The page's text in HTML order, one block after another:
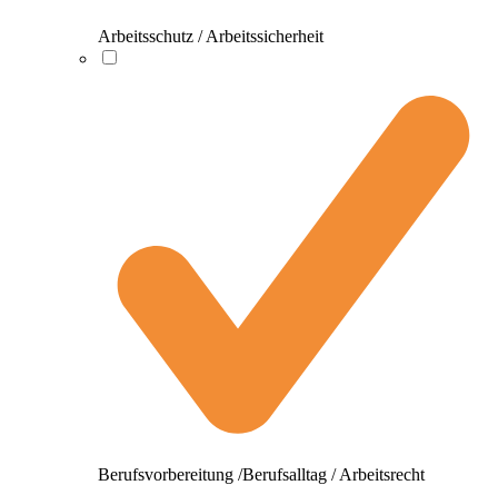
Arbeitsschutz / Arbeitssicherheit
Berufsvorbereitung /Berufsalltag / Arbeitsrecht